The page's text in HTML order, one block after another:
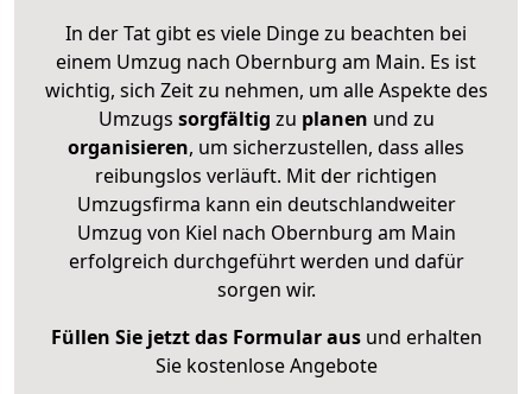
In der Tat gibt es viele Dinge zu beachten bei
einem Umzug nach Obernburg am Main. Es ist
wichtig, sich Zeit zu nehmen, um alle Aspekte des
Umzugs sorgfältig zu planen und zu
organisieren, um sicherzustellen, dass alles
reibungslos verläuft. Mit der richtigen
Umzugsfirma kann ein deutschlandweiter
Umzug von Kiel nach Obernburg am Main
erfolgreich durchgeführt werden und dafür
sorgen wir.
Füllen Sie jetzt das Formular ausund erhalten
Sie kostenlose Angebote